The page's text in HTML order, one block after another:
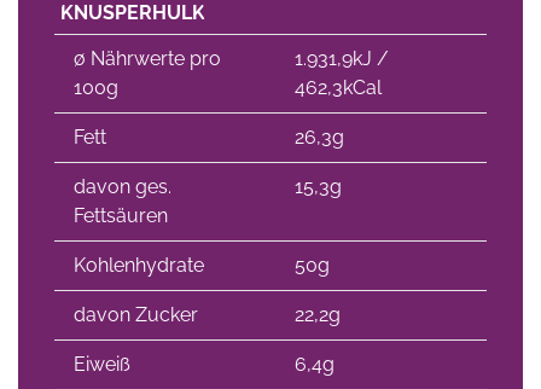
KNUSPERHULK
∅ Nährwerte pro
100g
1.931,9kJ /
462,3kCal
Fett 26,3g
davon ges.
Fettsäuren
15,3g
Kohlenhydrate 50g
davon Zucker 22,2g
Eiweiß 6,4g